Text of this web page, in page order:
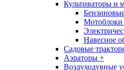
Культиваторы и
Мотоблоки
Навесное
Садовые
Аэраторы +
Воздуходувные